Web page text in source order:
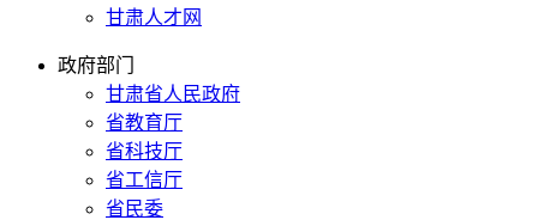
甘肃人才网
政府部门
甘肃省人民政府
省教育厅
省科技厅
省工信厅
省民委